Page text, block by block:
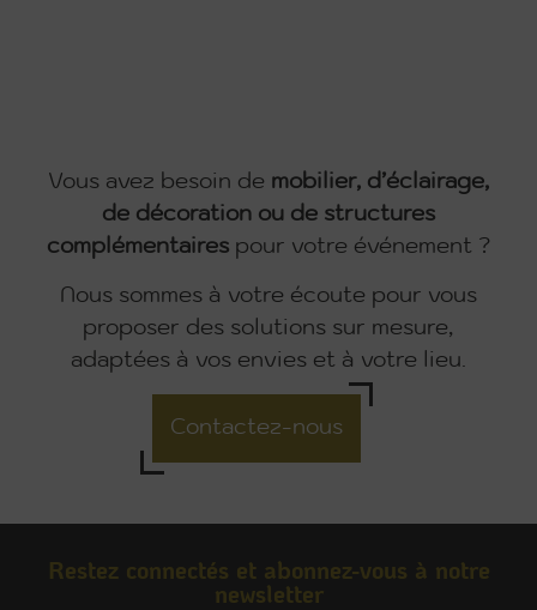
Vous avez besoin de mobilier, d’éclairage,
de décoration ou de structures
complémentairespour votre événement ?
Nous sommes à votre écoute pour vous
proposer des solutions sur mesure,
adaptées à vos envies et à votre lieu.
Contactez-nous
Restez connectés et abonnez-vous à notre
newsletter